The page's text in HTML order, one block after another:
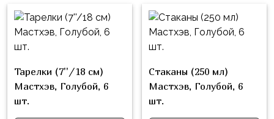
Тарелки (7''/18 см)
Мастхэв, Голубой, 6
шт.
Стаканы (250 мл)
Мастхэв, Голубой, 6
шт.
Шары
с
декором
Большие
шары
Буба
Лунтик
Чебурашка
Черепашки-
ниндзя